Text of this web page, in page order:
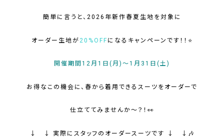
簡単に言うと、2026年新作春夏生地を対象に
オーダー生地が20%OFF になるキャンペーンです！！⭐
開催期間12月1日(月)～1月31日(土)
お得なこの機会に、春から着用できるスーツをオーダーで
仕立ててみませんか～？！👀
↓ ↓ 実際にスタッフのオーダースーツです ↓ ↓🎶